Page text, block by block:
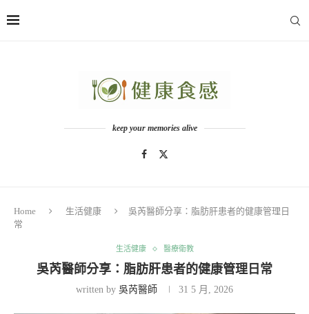
keep your memories alive
Home 生活健康
吳芮醫師分享：脂肪肝患者的健康管理日
常
生活健康 醫療衛教
吳芮醫師分享：脂肪肝患者的健康管理日常
written by 吳芮醫師 31 5 月, 2026